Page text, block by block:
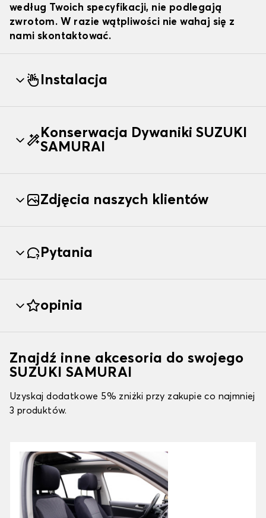
według Twoich specyfikacji, nie podlegają
zwrotom. W razie wątpliwości nie wahaj się z
nami skontaktować.
Instalacja
Konserwacja Dywaniki SUZUKI
SAMURAI
Zdjęcia naszych klientów
Pytania
opinia
Znajdź inne akcesoria do swojego
SUZUKI SAMURAI
Uzyskaj dodatkowe 5% zniżki przy zakupie co najmniej
3 produktów.